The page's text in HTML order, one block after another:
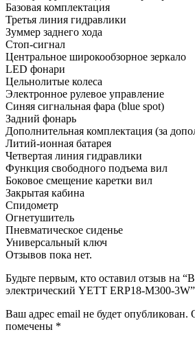
Базовая комплектация
Третья линия гидравлики
Зуммер заднего хода
Стоп-сигнал
Центральное широкообзорное зеркало
LED фонари
Цельнолитые колеса
Электронное рулевое управление
Синяя сигнальная фара (blue spot)
Задний фонарь
Дополнительная комплектация (за
Литий-ионная батарея
Четвертая линия гидравлики
Функция свободного подъема вил
Боковое смещение каретки вил
Закрытая кабина
Спидометр
Огнетушитель
Пневматическое сиденье
Универсальный ключ
Отзывов пока нет.
Будьте первым, кто оставил отзыв на
электрический YETT ERP18-M300-3W”
Ваш адрес email не будет опубликован.
помечены *